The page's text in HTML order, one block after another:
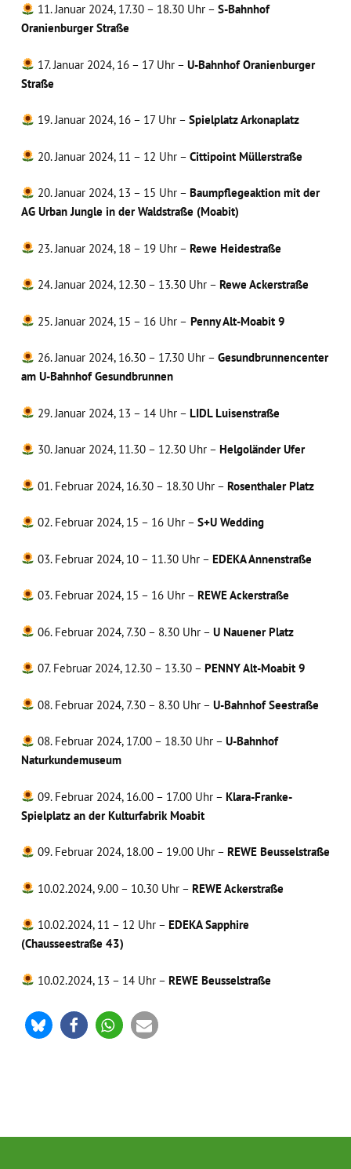
11. Januar 2024, 17.30 – 18.30 Uhr – S-Bahnhof
Oranienburger Straße
17. Januar 2024, 16 – 17 Uhr – U-Bahnhof Oranienburger
Straße
19. Januar 2024, 16 – 17 Uhr – Spielplatz Arkonaplatz
20. Januar 2024, 11 – 12 Uhr – Cittipoint Müllerstraße
20. Januar 2024, 13 – 15 Uhr – Baumpflegeaktion mit der
AG Urban Jungle in der Waldstraße (Moabit)
23. Januar 2024, 18 – 19 Uhr – Rewe Heidestraße
24. Januar 2024, 12.30 – 13.30 Uhr – Rewe Ackerstraße
25. Januar 2024, 15 – 16 Uhr – Penny Alt-Moabit 9
26. Januar 2024, 16.30 – 17.30 Uhr – Gesundbrunnencenter
am U-Bahnhof Gesundbrunnen
29. Januar 2024, 13 – 14 Uhr – LIDL Luisenstraße
30. Januar 2024, 11.30 – 12.30 Uhr – Helgoländer Ufer
01. Februar 2024, 16.30 – 18.30 Uhr – Rosenthaler Platz
02. Februar 2024, 15 – 16 Uhr – S+U Wedding
03. Februar 2024, 10 – 11.30 Uhr – EDEKA Annenstraße
03. Februar 2024, 15 – 16 Uhr – REWE Ackerstraße
06. Februar 2024, 7.30 – 8.30 Uhr – U Nauener Platz
07. Februar 2024, 12.30 – 13.30 – PENNY Alt-Moabit 9
08. Februar 2024, 7.30 – 8.30 Uhr – U-Bahnhof Seestraße
08. Februar 2024, 17.00 – 18.30 Uhr – U-Bahnhof
Naturkundemuseum
09. Februar 2024, 16.00 – 17.00 Uhr – Klara-Franke-
Spielplatz an der Kulturfabrik Moabit
09. Februar 2024, 18.00 – 19.00 Uhr – REWE Beusselstraße
10.02.2024, 9.00 – 10.30 Uhr – REWE Ackerstraße
10.02.2024, 11 – 12 Uhr – EDEKA Sapphire
(Chausseestraße 43)
10.02.2024, 13 – 14 Uhr – REWE Beusselstraße